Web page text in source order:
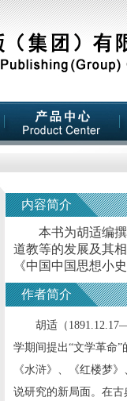
内容简介
本书为胡适编撰
道教等的发展及其
《中国中国思想小
作者简介
胡适（
学期间提出“文学革命
《水浒》、《红楼梦
说研究的新局面。在